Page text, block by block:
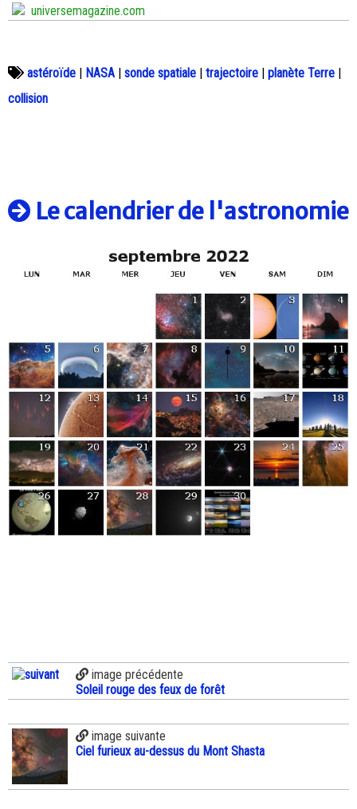
universemagazine.com
astéroïde NASA sonde spatiale trajectoire planète Terre
collision
Le calendrier de l'astronomie
image précédente
Soleil rouge des feux de forêt
image suivante
Ciel furieux au-dessus du Mont Shasta